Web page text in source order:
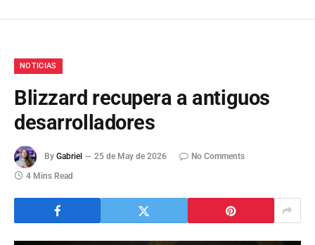
NOTICIAS
Blizzard recupera a antiguos
desarrolladores
By Gabriel 25 de May de 2026
No Comments
4 Mins Read